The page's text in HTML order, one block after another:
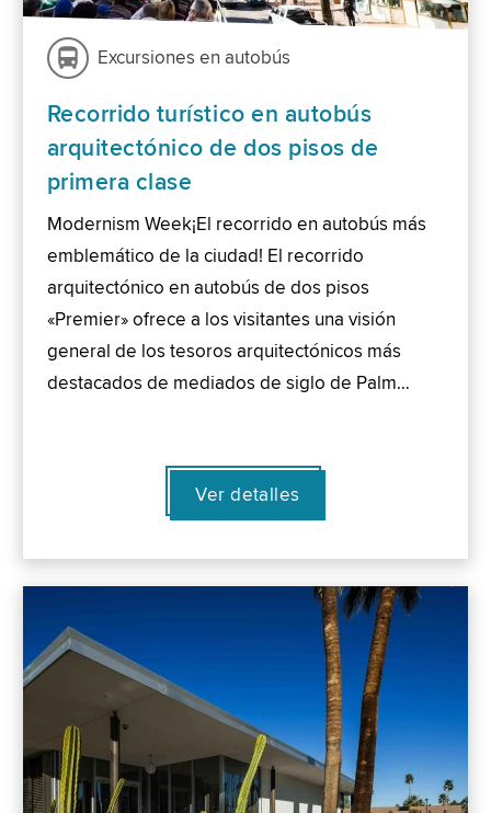
Excursiones en autobús
Recorrido turístico en autobús
arquitectónico de dos pisos de
primera clase
Modernism Week¡El recorrido en autobús más
emblemático de la ciudad! El recorrido
arquitectónico en autobús de dos pisos
«Premier» ofrece a los visitantes una visión
general de los tesoros arquitectónicos más
destacados de mediados de siglo de Palm…
Ver detalles